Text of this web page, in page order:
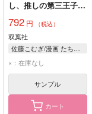
し、推しの第三王子に
792円 （税込）
双葉社
佐藤こむぎ/漫画 たちばな立花/原作 カロクチトセ/キャラクター原案
×：在庫なし
サンプル
カート